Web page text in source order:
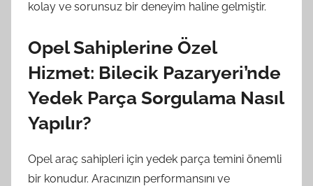
kolay ve sorunsuz bir deneyim haline gelmiştir.
Opel Sahiplerine Özel
Hizmet: Bilecik Pazaryeri’nde
Yedek Parça Sorgulama Nasıl
Yapılır?
Opel araç sahipleri için yedek parça temini önemli
bir konudur. Aracınızın performansını ve